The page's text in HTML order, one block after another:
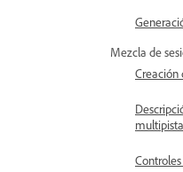
Mezcla de
Creación
multipista